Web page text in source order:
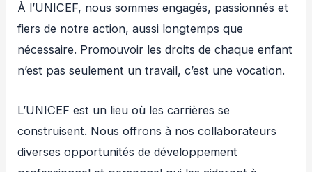
À l’UNICEF, nous sommes engagés, passionnés et
fiers de notre action, aussi longtemps que
nécessaire. Promouvoir les droits de chaque enfant
n’est pas seulement un travail, c’est une vocation.
L’UNICEF est un lieu où les carrières se
construisent. Nous offrons à nos collaborateurs
diverses opportunités de développement